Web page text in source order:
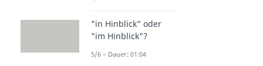
"in Hinblick" oder
"im Hinblick"?
5/6 – Dauer: 01:04